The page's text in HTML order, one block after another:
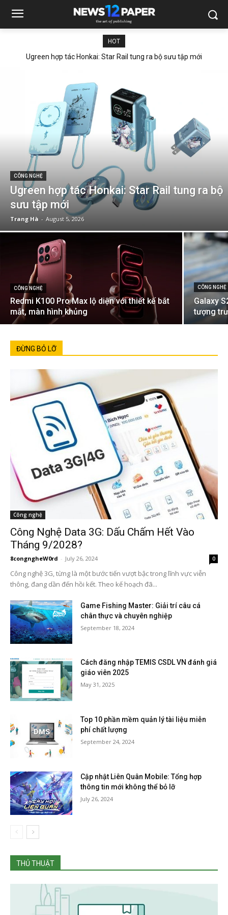
HOT
Ugreen hợp tác Honkai: Star Rail tung ra bộ sưu tập mới
CÔNG NGHỆ
Ugreen hợp tác Honkai: Star Rail tung ra bộ
sưu tập mới
Trang Hà - August 5, 2026
CÔNG NGHỆ
Redmi K100 Pro Max lộ diện với thiết kế bắt
mắt, màn hình khủng
CÔNG NGHỆ
Galaxy
tượng
ĐỪNG BỎ LỠ
Công nghệ
Công Nghệ Data 3G: Dấu Chấm Hết Vào
Tháng 9/2028?
8congngheW0rd - July 26, 2024 0
Công nghệ 3G, từng là một bước tiến vượt bậc trong lĩnh vực viễn
thông, đang dần đến hồi kết. Theo kế hoạch đã...
Game Fishing Master: Giải trí câu cá
chân thực và chuyên nghiệp
September 18, 2024
Cách đăng nhập TEMIS CSDL VN đánh giá
giáo viên 2025
May 31, 2025
Top 10 phần mềm quản lý tài liệu miễn
phí chất lượng
September 24, 2024
Cập nhật Liên Quân Mobile: Tổng hợp
thông tin mới không thể bỏ lỡ
July 26, 2024
THỦ THUẬT